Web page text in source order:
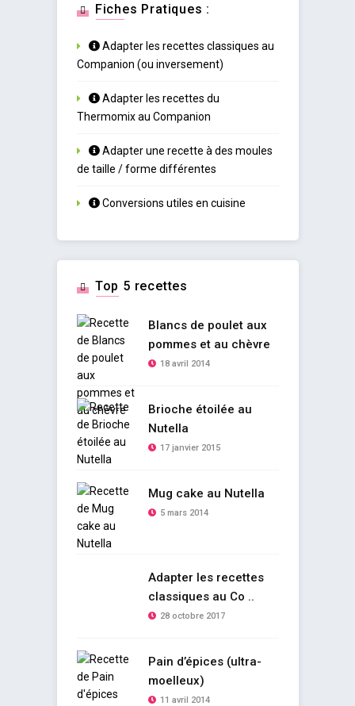
Fiches Pratiques :
Adapter les recettes classiques au
Companion (ou inversement)
Adapter les recettes du
Thermomix au Companion
Adapter une recette à des moules
de taille / forme différentes
Conversions utiles en cuisine
Top 5 recettes
Blancs de poulet aux
pommes et au chèvre
18 avril 2014
Brioche étoilée au
Nutella
17 janvier 2015
Mug cake au Nutella
5 mars 2014
Adapter les recettes
classiques au Co ..
28 octobre 2017
Pain d’épices (ultra-
moelleux)
11 avril 2014